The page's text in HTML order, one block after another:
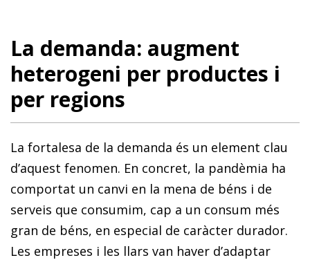
La demanda: augment
heterogeni per productes i
per regions
La fortalesa de la demanda és un element clau
d’aquest fenomen. En concret, la pandèmia ha
comportat un canvi en la mena de béns i de
serveis que consumim, cap a un consum més
gran de béns, en especial de caràcter durador.
Les empreses i les llars van haver d’adaptar